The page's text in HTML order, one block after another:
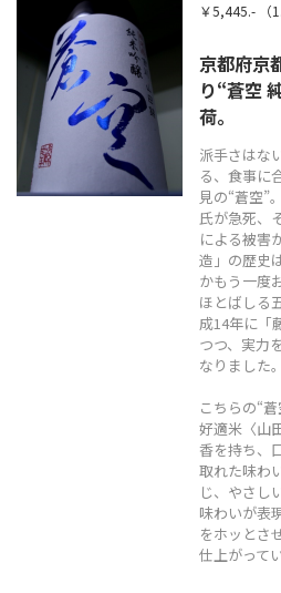
￥5,445.- （
京都府京
り“蒼空
荷。
派手さはな
る、食事に
見の“蒼空”
氏が急死、
による被害
造」の歴史
かもう一度
ほとばしる
成14年に「
つつ、実力
なりました。
こちらの“
好適米〈山
香を持ち、
取れた味わ
じ、やさし
味わいが表
をホッとさ
仕上がって
全国へ発送致
TEL 0544-
火〜土曜日
定休日：日曜日